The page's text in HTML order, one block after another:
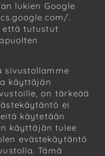
lukien Google
.
että tutustut
sivustollamme
käyttäjän
on tärkeää
ei
käytetään
käyttäjän tulee
evästekäytäntö
Tämä